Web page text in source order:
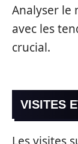
Analyser le
avec les
crucial.
VISITES